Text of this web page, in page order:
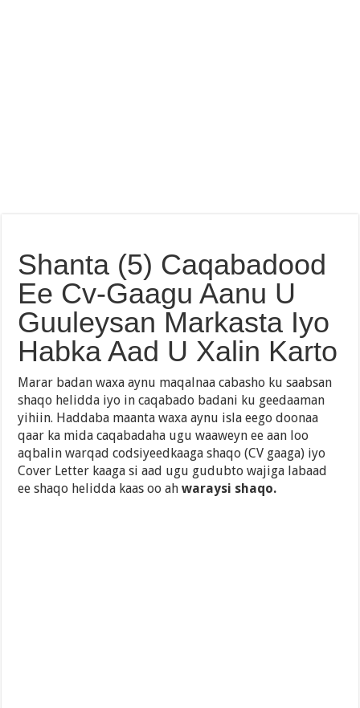
Shanta (5) Caqabadood
Ee Cv-Gaagu Aanu U
Guuleysan Markasta Iyo
Habka Aad U Xalin Karto
Marar badan waxa aynu maqalnaa cabasho ku saabsan
shaqo helidda iyo in caqabado badani ku geedaaman
yihiin. Haddaba maanta waxa aynu isla eego doonaa
qaar ka mida caqabadaha ugu waaweyn ee aan loo
aqbalin warqad codsiyeedkaaga shaqo (CV gaaga) iyo
Cover Letter kaaga si aad ugu gudubto wajiga labaad
ee shaqo helidda kaas oo ahwaraysi shaqo.